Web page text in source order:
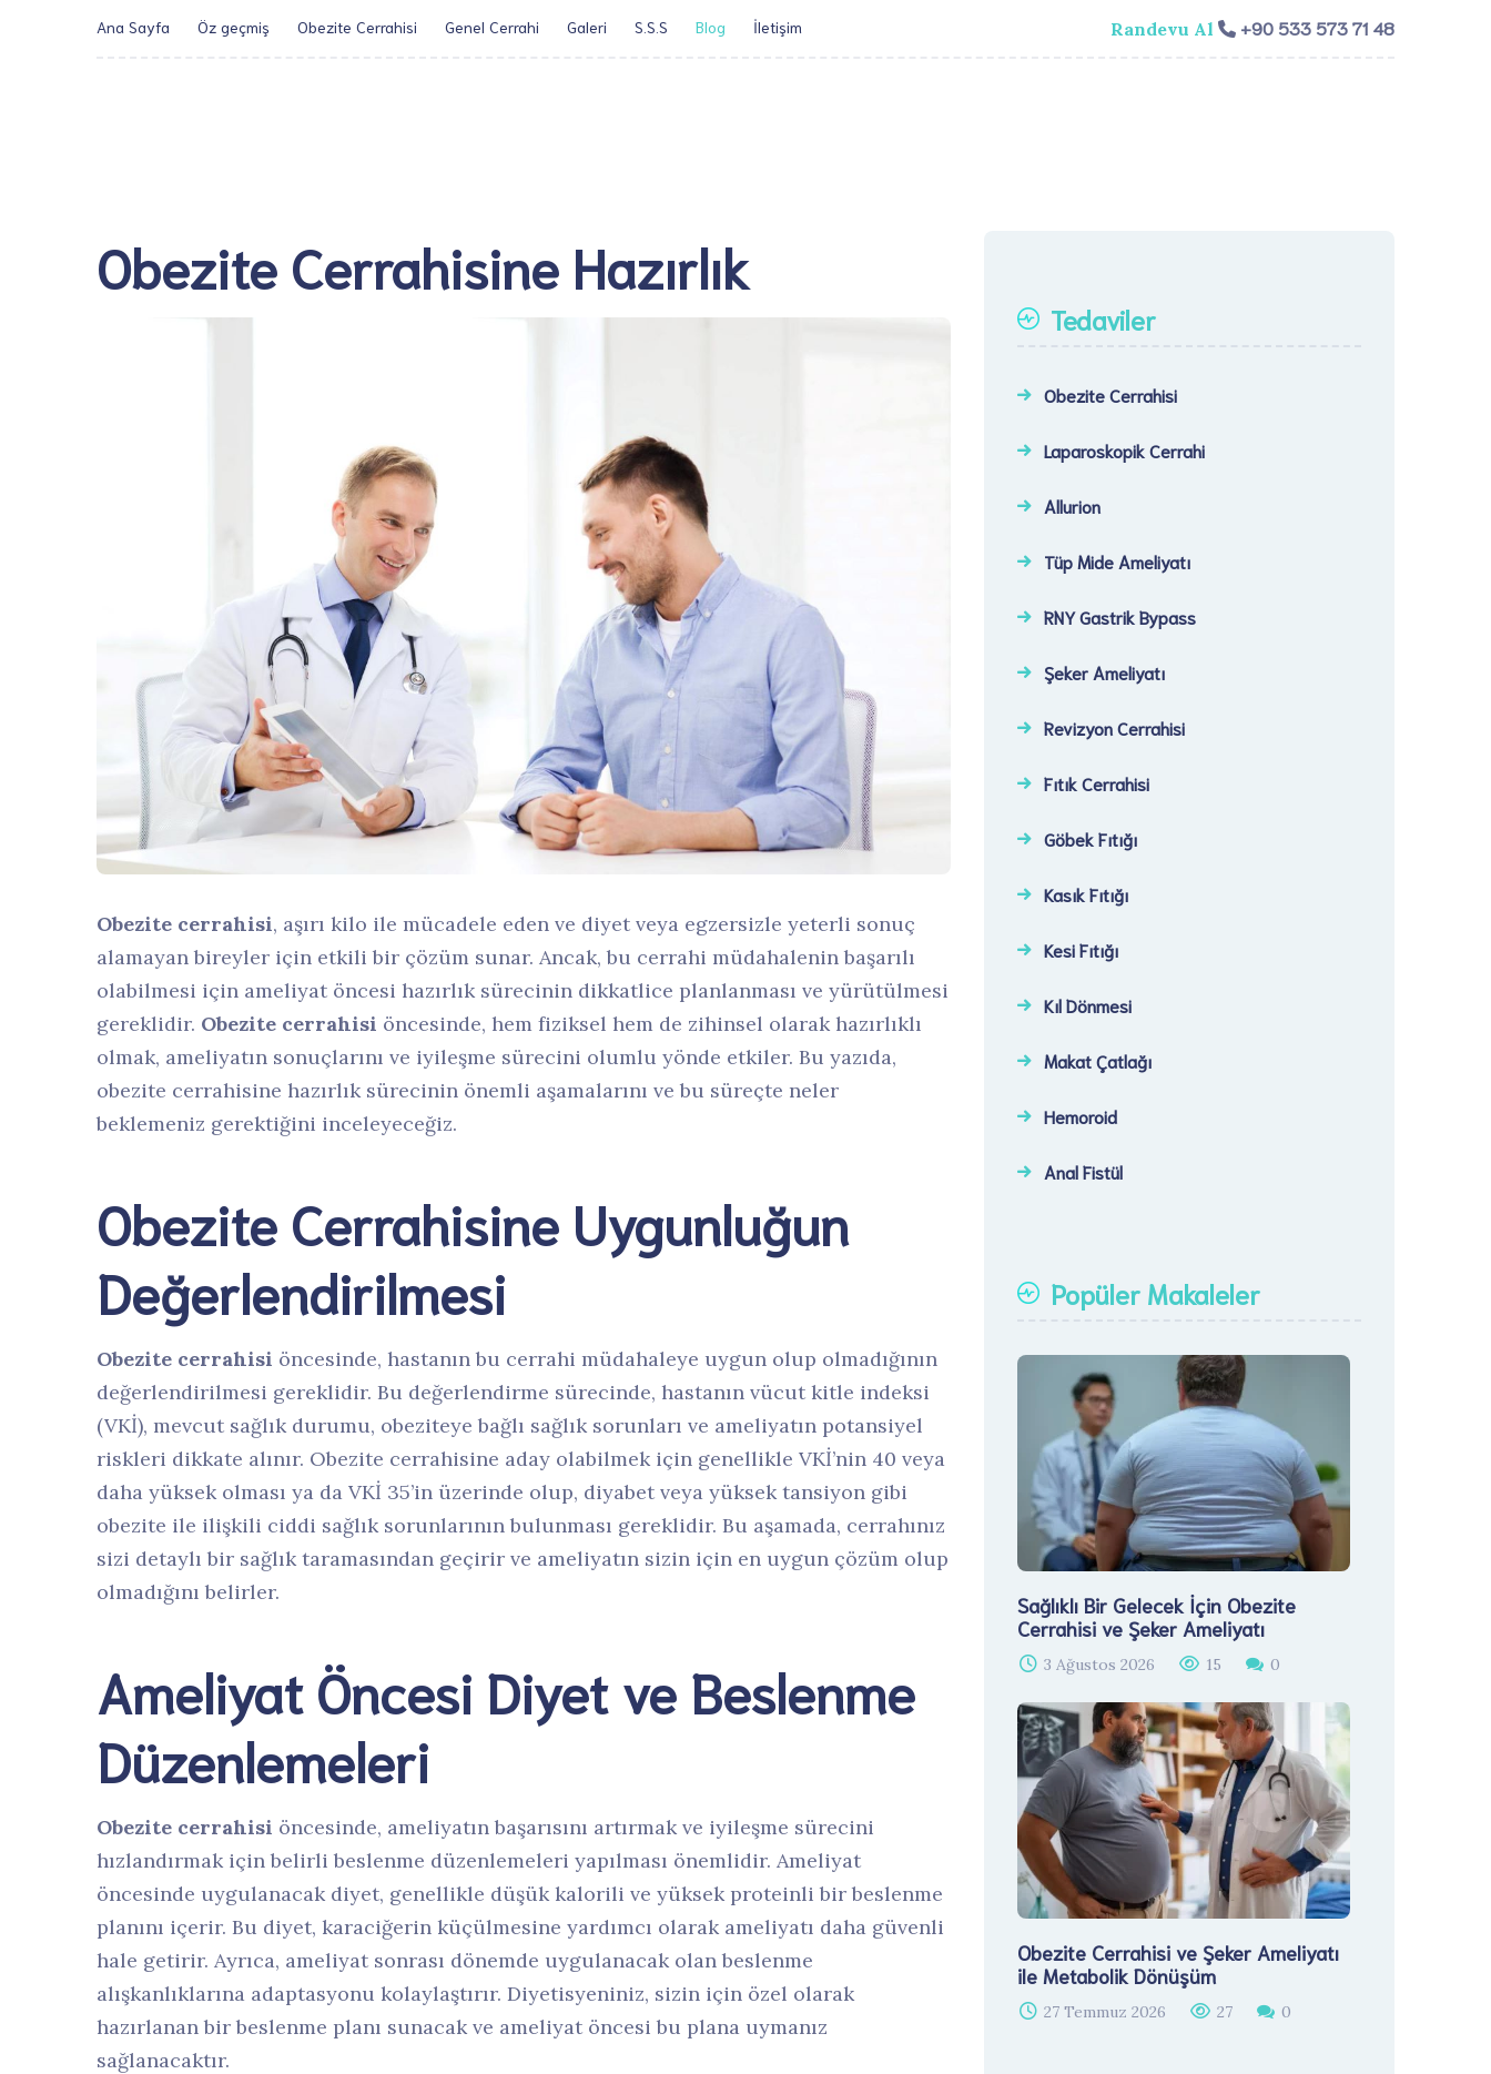
Ana Sayfa Öz geçmiş Obezite Cerrahisi Genel Cerrahi Galeri S.S.S Blog İletişim​ Randevu Al +90 533 573 71 48
Obezite Cerrahisine Hazırlık
Obezite cerrahisi, aşırı kilo ile mücadele eden ve diyet veya egzersizle yeterli sonuç
alamayan bireyler için etkili bir çözüm sunar. Ancak, bu cerrahi müdahalenin başarılı
olabilmesi için ameliyat öncesi hazırlık sürecinin dikkatlice planlanması ve yürütülmesi
gereklidir. Obezite cerrahisi öncesinde, hem fiziksel hem de zihinsel olarak hazırlıklı
olmak, ameliyatın sonuçlarını ve iyileşme sürecini olumlu yönde etkiler. Bu yazıda,
obezite cerrahisine hazırlık sürecinin önemli aşamalarını ve bu süreçte neler
beklemeniz gerektiğini inceleyeceğiz.
Obezite Cerrahisine Uygunluğun
Değerlendirilmesi
Obezite cerrahisi öncesinde, hastanın bu cerrahi müdahaleye uygun olup olmadığının
değerlendirilmesi gereklidir. Bu değerlendirme sürecinde, hastanın vücut kitle indeksi
(VKİ), mevcut sağlık durumu, obeziteye bağlı sağlık sorunları ve ameliyatın potansiyel
riskleri dikkate alınır. Obezite cerrahisine aday olabilmek için genellikle VKİ’nin 40 veya
daha yüksek olması ya da VKİ 35’in üzerinde olup, diyabet veya yüksek tansiyon gibi
obezite ile ilişkili ciddi sağlık sorunlarının bulunması gereklidir. Bu aşamada, cerrahınız
sizi detaylı bir sağlık taramasından geçirir ve ameliyatın sizin için en uygun çözüm olup
olmadığını belirler.
Ameliyat Öncesi Diyet ve Beslenme
Düzenlemeleri
Obezite cerrahisi öncesinde, ameliyatın başarısını artırmak ve iyileşme sürecini
hızlandırmak için belirli beslenme düzenlemeleri yapılması önemlidir. Ameliyat
öncesinde uygulanacak diyet, genellikle düşük kalorili ve yüksek proteinli bir beslenme
planını içerir. Bu diyet, karaciğerin küçülmesine yardımcı olarak ameliyatı daha güvenli
hale getirir. Ayrıca, ameliyat sonrası dönemde uygulanacak olan beslenme
alışkanlıklarına adaptasyonu kolaylaştırır. Diyetisyeniniz, sizin için özel olarak
hazırlanan bir beslenme planı sunacak ve ameliyat öncesi bu plana uymanız
sağlanacaktır.
Tedaviler
Obezite Cerrahisi
Laparoskopik Cerrahi​
Allurion
Tüp Mide Ameliyatı
RNY Gastrik Bypass
Şeker Ameliyatı​
Revizyon Cerrahisi​
Fıtık Cerrahisi​
Göbek Fıtığı​
Kasık Fıtığı​
Kesi Fıtığı​
Kıl Dönmesi
Makat Çatlağı
Hemoroid
Anal Fistül
Popüler Makaleler
Sağlıklı Bir Gelecek İçin Obezite
Cerrahisi ve Şeker Ameliyatı
3 Ağustos 2026 15 0
Obezite Cerrahisi ve Şeker Ameliyatı
ile Metabolik Dönüşüm
27 Temmuz 2026 27 0